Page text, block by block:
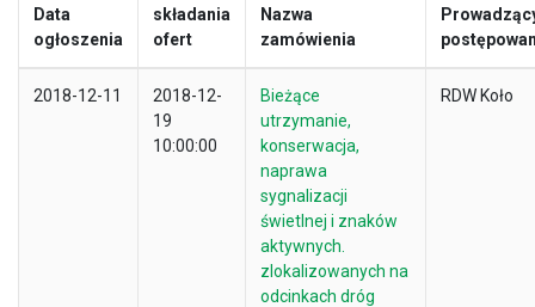
Data
ogłoszenia
składania
ofert
Nazwa
zamówienia
2018-12-11
2018-12-
19
10:00:00
Bieżące
utrzymanie,
konserwacja,
naprawa
sygnalizacji
świetlnej i znaków
aktywnych.
zlokalizowanych na
odcinkach dróg
RDW Koło